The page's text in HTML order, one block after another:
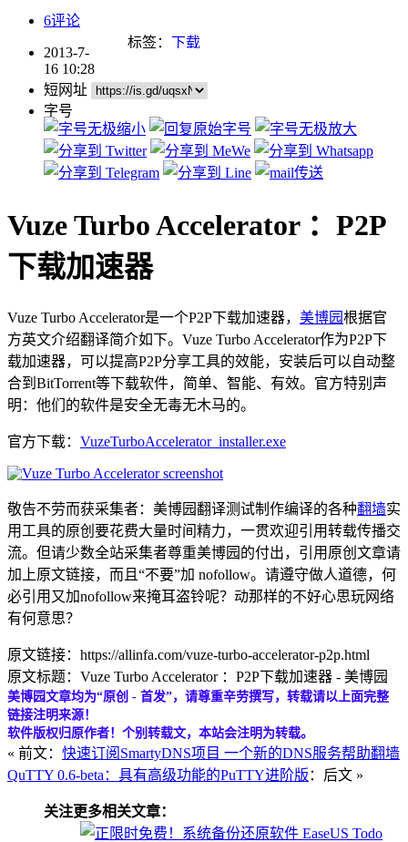
6评论
标签： 下载
2013-7-
16 10:28
短网址
字号
Vuze Turbo Accelerator ：P2P
下载加速器
Vuze Turbo Accelerator是一个P2P下载加速器， 美博园根据官
方英文介绍翻译简介如下。Vuze Turbo Accelerator作为P2P下
载加速器，可以提高P2P分享工具的效能，安装后可以自动整
合到BitTorrent等下载软件，简单、智能、有效。官方特别声
明：他们的软件是安全无毒无木马的。
官方下载： VuzeTurboAccelerator_installer.exe
敬告不劳而获采集者：美博园翻译测试制作编译的各种翻墙实
用工具的原创要花费大量时间精力，一贯欢迎引用转载传播交
流。但请少数全站采集者尊重美博园的付出，引用原创文章请
加上原文链接，而且“不要”加 nofollow。请遵守做人道德，何
必引用又加nofollow来掩耳盗铃呢？动那样的不好心思玩网络
有何意思？
原文链接：https://allinfa.com/vuze-turbo-accelerator-p2p.html
原文标题：Vuze Turbo Accelerator ：P2P下载加速器 - 美博园
美博园文章均为“原创 - 首发”，请尊重辛劳撰写，转载请以上面完整
链接注明来源！
软件版权归原作者！个别转载文，本站会注明为转载。
« 前文： 快速订阅SmartyDNS项目 一个新的DNS服务帮助翻墙
QuTTY 0.6-beta：具有高级功能的PuTTY进阶版 ：后文 »
关注更多相关文章：